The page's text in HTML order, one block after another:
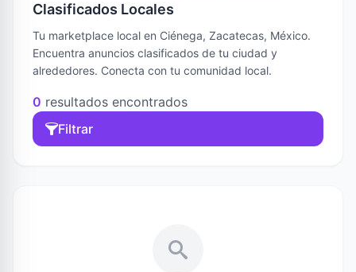
Clasificados Locales
Tu marketplace local en Ciénega, Zacatecas, México.
Encuentra anuncios clasificados de tu ciudad y
alrededores. Conecta con tu comunidad local.
0 resultados encontrados
Filtrar